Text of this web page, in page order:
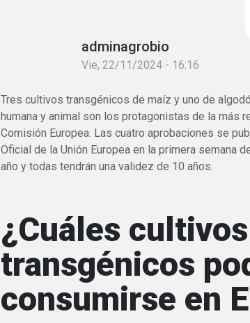
adminagrobio
Vie, 22/11/2024 - 16:16
Tres cultivos transgénicos de maíz y uno de
humana y animal son los protagonistas de la más
Comisión Europea. Las cuatro aprobaciones se
Oficial de la Unión Europea en la primera semana
año y todas tendrán una validez de 10 años.
¿Cuáles cultivos
transgénicos
consumirse en